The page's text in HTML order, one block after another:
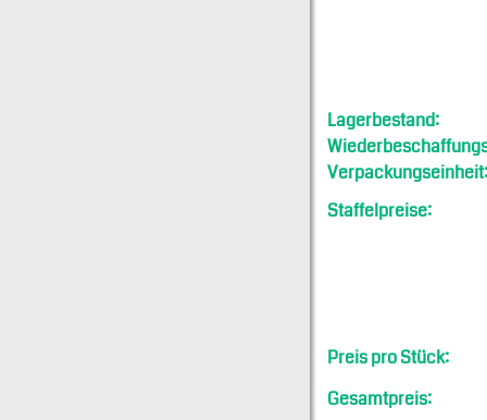
Lagerbestand:
Verpackungseinheit:
Staffelpreise:
Preis pro Stück:
Gesamtpreis: